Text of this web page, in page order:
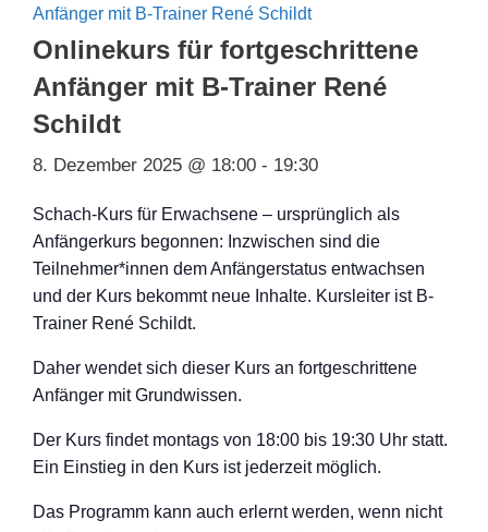
Anfänger mit B-Trainer René Schildt
Onlinekurs für fortgeschrittene
Anfänger mit B-Trainer René
Schildt
8. Dezember 2025 @ 18:00 - 19:30
Schach-Kurs für Erwachsene – ursprünglich als
Anfängerkurs begonnen: Inzwischen sind die
Teilnehmer*innen dem Anfängerstatus entwachsen
und der Kurs bekommt neue Inhalte. Kursleiter ist B-
Trainer René Schildt.
Daher wendet sich dieser Kurs an fortgeschrittene
Anfänger mit Grundwissen.
Der Kurs findet montags von 18:00 bis 19:30 Uhr statt.
Ein Einstieg in den Kurs ist jederzeit möglich.
Das Programm kann auch erlernt werden, wenn nicht